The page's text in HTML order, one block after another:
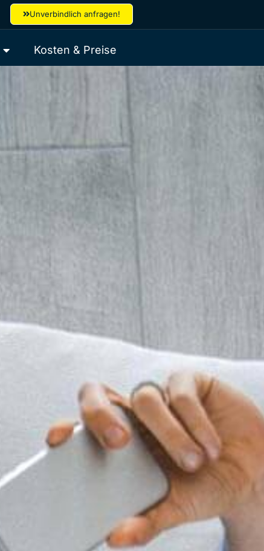
Unverbindlich anfragen!
Kosten & Preise